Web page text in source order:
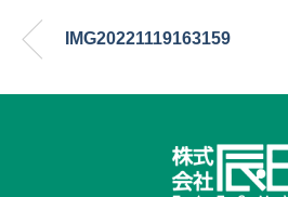
IMG20221119163159